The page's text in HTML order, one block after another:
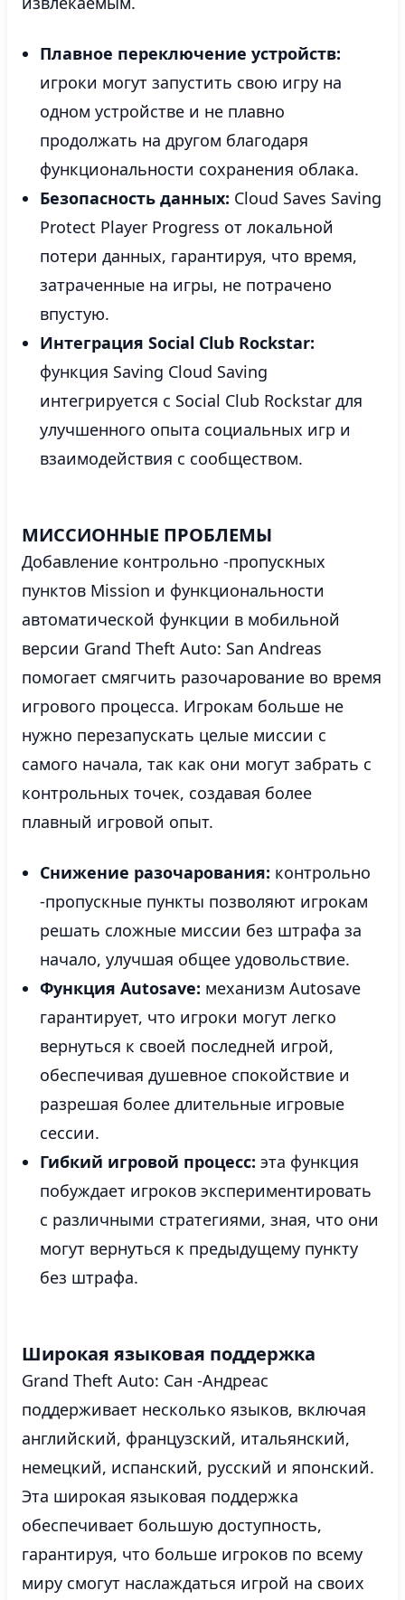
Плавное переключение устройств:
игроки могут запустить свою игру на
одном устройстве и не плавно
продолжать на другом благодаря
функциональности сохранения облака.
Безопасность данных: Cloud Saves Saving
Protect Player Progress от локальной
потери данных, гарантируя, что время,
затраченные на игры, не потрачено
впустую.
Интеграция Social Club Rockstar:
функция Saving Cloud Saving
интегрируется с Social Club Rockstar для
улучшенного опыта социальных игр и
взаимодействия с сообществом.
МИССИОННЫЕ ПРОБЛЕМЫ
Добавление контрольно -пропускных
пунктов Mission и функциональности
автоматической функции в мобильной
версии Grand Theft Auto: San Andreas
помогает смягчить разочарование во время
игрового процесса. Игрокам больше не
нужно перезапускать целые миссии с
самого начала, так как они могут забрать с
контрольных точек, создавая более
плавный игровой опыт.
Снижение разочарования: контрольно
-пропускные пункты позволяют игрокам
решать сложные миссии без штрафа за
начало, улучшая общее удовольствие.
Функция Autosave: механизм Autosave
гарантирует, что игроки могут легко
вернуться к своей последней игрой,
обеспечивая душевное спокойствие и
разрешая более длительные игровые
сессии.
Гибкий игровой процесс: эта функция
побуждает игроков экспериментировать
с различными стратегиями, зная, что они
могут вернуться к предыдущему пункту
без штрафа.
Широкая языковая поддержка
Grand Theft Auto: Сан -Андреас
поддерживает несколько языков, включая
английский, французский, итальянский,
немецкий, испанский, русский и японский.
Эта широкая языковая поддержка
обеспечивает большую доступность,
гарантируя, что больше игроков по всему
миру смогут наслаждаться игрой на своих